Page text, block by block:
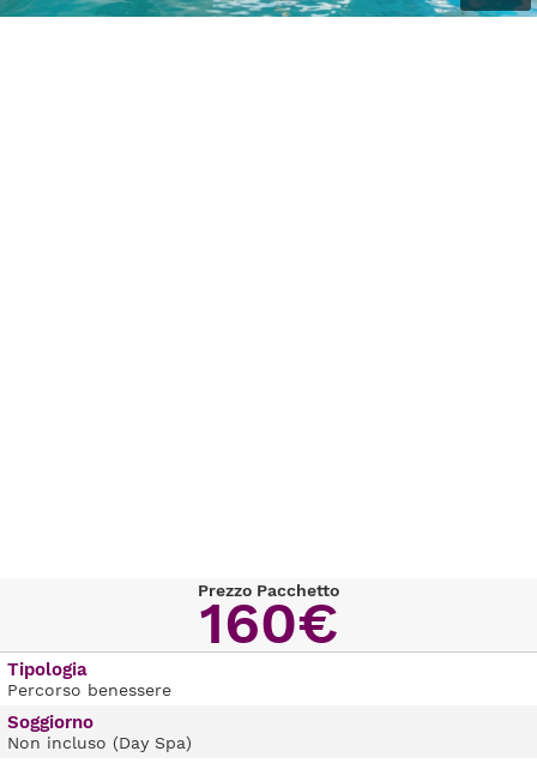
Prezzo Pacchetto
160€
Tipologia
Percorso benessere
Soggiorno
Non incluso (Day Spa)